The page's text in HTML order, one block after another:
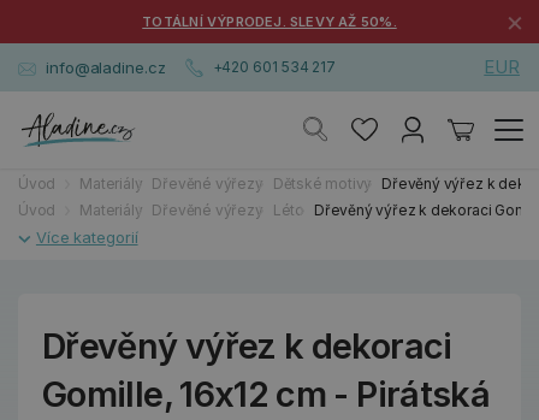
TOTÁLNÍ VÝPRODEJ. SLEVY AŽ 50%. ×
info@aladine.cz +420 601 534 217 EUR
Úvod Materiály Dřevěné výřezy Dětské motivy
Dřevěný výřez k
Úvod
Materiály Dřevěné výřezy Léto Dřevěný výřez k dekoraci
Dřevěný výřez k dekoraci
Gomille, 16x12 cm - Pirátská